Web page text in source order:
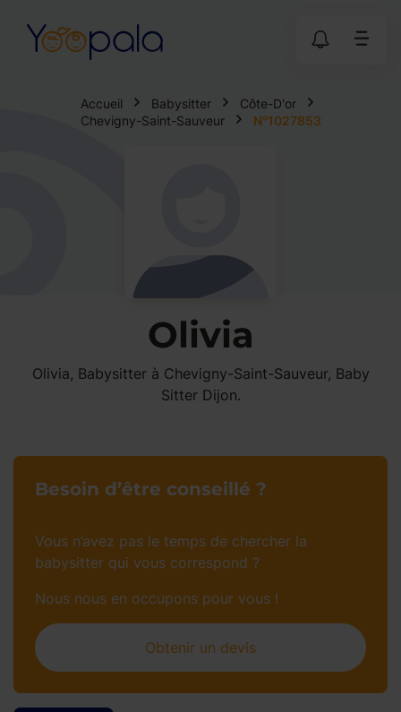
Accueil Babysitter
Côte-D'or
Chevigny-Saint-Sauveur
N°1027853
Olivia
Olivia, Babysitter à Chevigny-Saint-Sauveur, Baby
Sitter Dijon.
Besoin d’être conseillé ?
Vous n’avez pas le temps de chercher la
babysitter qui vous correspond ?
Nous nous en occupons pour vous !
Obtenir un devis